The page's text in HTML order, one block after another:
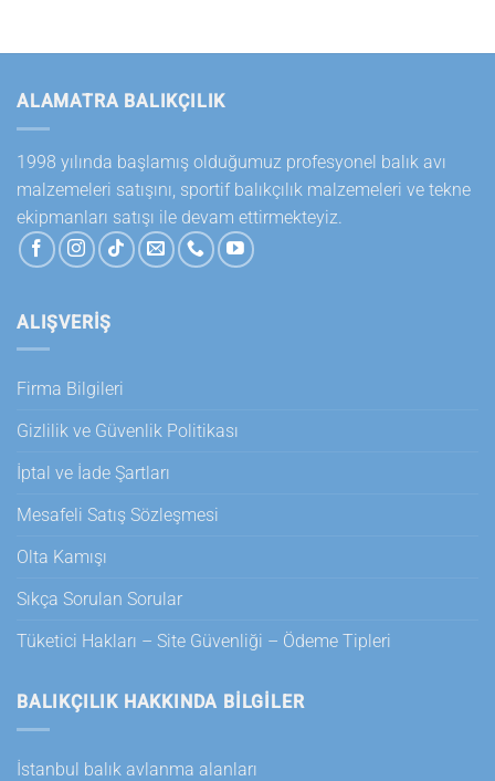
ALAMATRA BALIKÇILIK
1998 yılında başlamış olduğumuz profesyonel balık avı
malzemeleri satışını, sportif balıkçılık malzemeleri ve tekne
ekipmanları satışı ile devam ettirmekteyiz.
ALIŞVERİŞ
Firma Bilgileri
Gizlilik ve Güvenlik Politikası
İptal ve İade Şartları
Mesafeli Satış Sözleşmesi
Olta Kamışı
Sıkça Sorulan Sorular
Tüketici Hakları – Site Güvenliği – Ödeme Tipleri
BALIKÇILIK HAKKINDA BILGILER
İstanbul balık avlanma alanları